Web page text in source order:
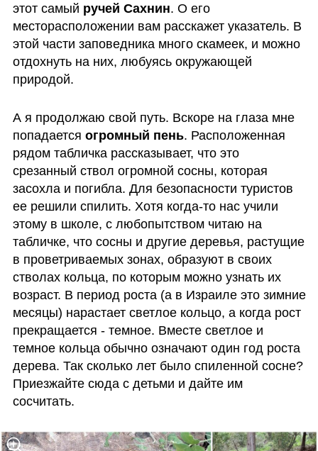
этот самый ручей Сахнин. О его
месторасположении вам расскажет указатель. В
этой части заповедника много скамеек, и можно
отдохнуть на них, любуясь окружающей
природой.
А я продолжаю свой путь. Вскоре на глаза мне
попадается огромный пень. Расположенная
рядом табличка рассказывает, что это
срезанный ствол огромной сосны, которая
засохла и погибла. Для безопасности туристов
ее решили спилить. Хотя когда-то нас учили
этому в школе, с любопытством читаю на
табличке, что сосны и другие деревья, растущие
в проветриваемых зонах, образуют в своих
стволах кольца, по которым можно узнать их
возраст. В период роста (а в Израиле это зимние
месяцы) нарастает светлое кольцо, а когда рост
прекращается - темное. Вместе светлое и
темное кольца обычно означают один год роста
дерева. Так сколько лет было спиленной сосне?
Приезжайте сюда с детьми и дайте им
сосчитать.